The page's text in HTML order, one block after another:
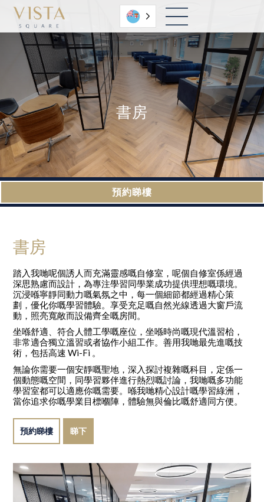
粵語
書房
預約睇樓
書房
踏入我哋呢個誘人而充滿靈感嘅自修室，呢個自修室係經過
深思熟慮而設計，為專注學習同學業成功提供理想嘅環境。
沉浸喺寧靜同動力嘅氣氛之中，每一個細節都經過精心策
劃，優化你嘅學習體驗。享受充足嘅自然光線透過大窗戶流
動，照亮寬敞而設備齊全嘅房間。
坐喺舒適、符合人體工學嘅座位，坐喺時尚嘅現代溫習枱，
非常適合獨立溫習或者協作小組工作。善用我哋最先進嘅技
術，包括高速 Wi-Fi 。
無論你需要一個安靜嘅聖地，深入探討複雜嘅科目，定係一
個動態嘅空間，同學習夥伴進行熱烈嘅討論，我哋嘅多功能
學習室都可以適應你嘅需要。喺我哋精心設計嘅學習綠洲，
當你追求你嘅學業目標嗰陣，體驗無與倫比嘅舒適同方便。
預約睇樓 睇下